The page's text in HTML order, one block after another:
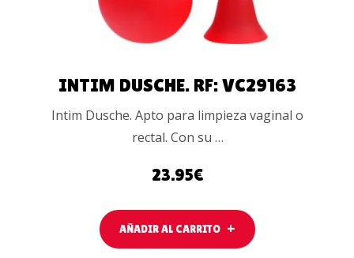
INTIM DUSCHE. RF: VC29163
Intim Dusche. Apto para limpieza vaginal o
rectal. Con su …
23.95€
AÑADIR AL CARRITO